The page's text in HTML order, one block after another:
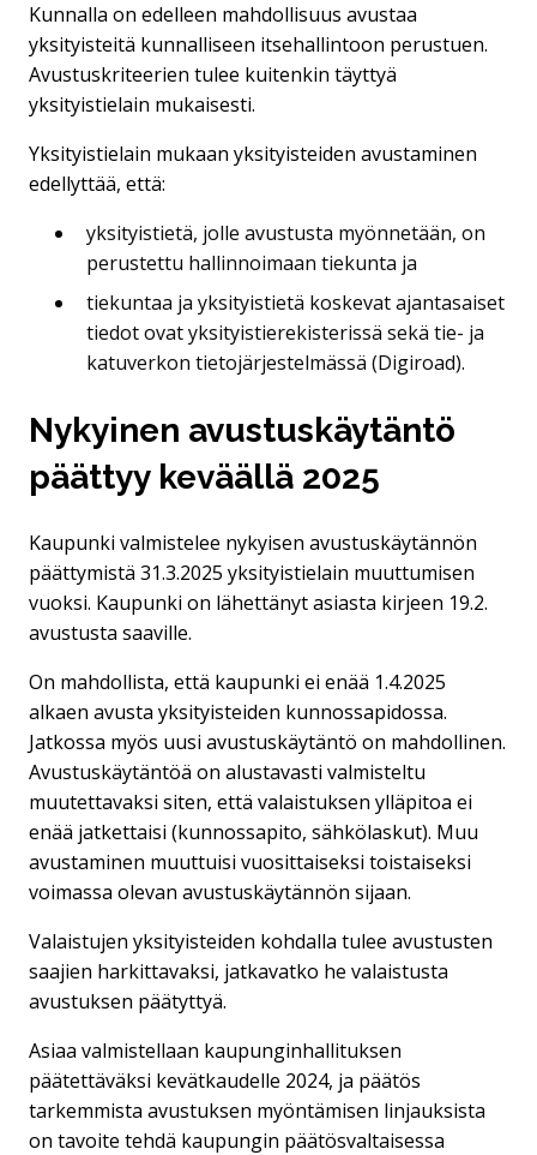
Kunnalla on edelleen mahdollisuus avustaa
yksityisteitä kunnalliseen itsehallintoon perustuen.
Avustuskriteerien tulee kuitenkin täyttyä
yksityistielain mukaisesti.
Yksityistielain mukaan yksityisteiden avustaminen
edellyttää, että:
yksityistietä, jolle avustusta myönnetään, on
perustettu hallinnoimaan tiekunta ja
tiekuntaa ja yksityistietä koskevat ajantasaiset
tiedot ovat yksityistierekisterissä sekä tie- ja
katuverkon tietojärjestelmässä (Digiroad).
Nykyinen avustuskäytäntö
päättyy keväällä 2025
Kaupunki valmistelee nykyisen avustuskäytännön
päättymistä 31.3.2025 yksityistielain muuttumisen
vuoksi. Kaupunki on lähettänyt asiasta kirjeen 19.2.
avustusta saaville.
On mahdollista, että kaupunki ei enää 1.4.2025
alkaen avusta yksityisteiden kunnossapidossa.
Jatkossa myös uusi avustuskäytäntö on mahdollinen.
Avustuskäytäntöä on alustavasti valmisteltu
muutettavaksi siten, että valaistuksen ylläpitoa ei
enää jatkettaisi (kunnossapito, sähkölaskut). Muu
avustaminen muuttuisi vuosittaiseksi toistaiseksi
voimassa olevan avustuskäytännön sijaan.
Valaistujen yksityisteiden kohdalla tulee avustusten
saajien harkittavaksi, jatkavatko he valaistusta
avustuksen päätyttyä.
Asiaa valmistellaan kaupunginhallituksen
päätettäväksi kevätkaudelle 2024, ja päätös
tarkemmista avustuksen myöntämisen linjauksista
on tavoite tehdä kaupungin päätösvaltaisessa